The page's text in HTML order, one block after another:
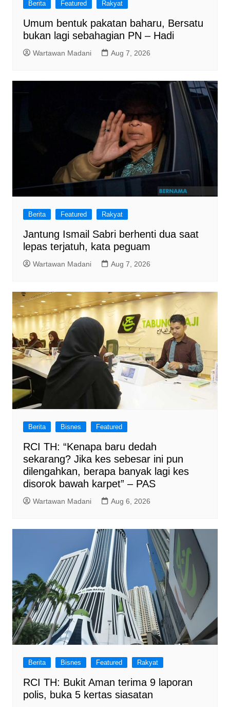
Berita Featured Rakyat
Umum bentuk pakatan baharu, Bersatu
bukan lagi sebahagian PN – Hadi
Wartawan Madani Aug 7, 2026
Berita Featured Rakyat
Jantung Ismail Sabri berhenti dua saat
lepas terjatuh, kata peguam
Wartawan Madani Aug 7, 2026
Berita Bisnes Featured
RCI TH: “Kenapa baru dedah
sekarang? Jika kes sebesar ini pun
dilengahkan, berapa banyak lagi kes
disorok bawah karpet” – PAS
Wartawan Madani Aug 6, 2026
Berita Bisnes Featured Rakyat
RCI TH: Bukit Aman terima 9 laporan
polis, buka 5 kertas siasatan